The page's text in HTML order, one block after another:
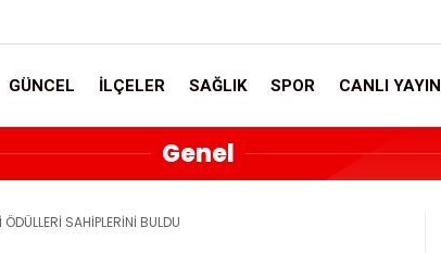
GÜNCEL İLÇELER SAĞLIK SPOR CANLI YAYIN
Genel
SAHİPLERİNİ BULDU